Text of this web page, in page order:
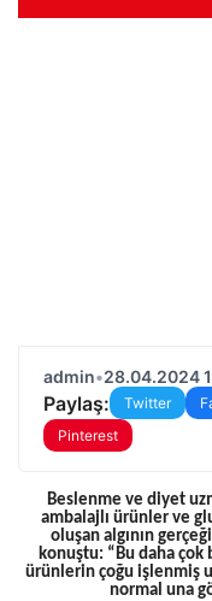
admin•28.04.2024
Paylaş: Twitter
Pinterest
Beslenme ve diyet
ambalajlı ürünler ve
oluşan algının
konuştu: “Bu daha
ürünlerin çoğu işlenmiş
normal una